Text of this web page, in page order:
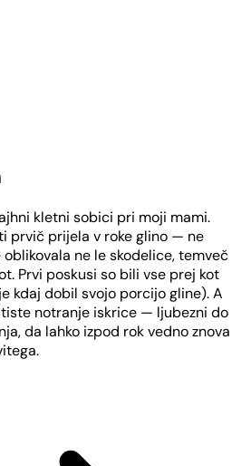
kletni sobici pri moji mami.
prvič prijela v roke glino — ne
ne le skodelice, temveč
Prvi poskusi so bili vse prej kot
kdaj dobil svojo porcijo gline). A
notranje iskrice — ljubezni do
da lahko izpod rok vedno znova